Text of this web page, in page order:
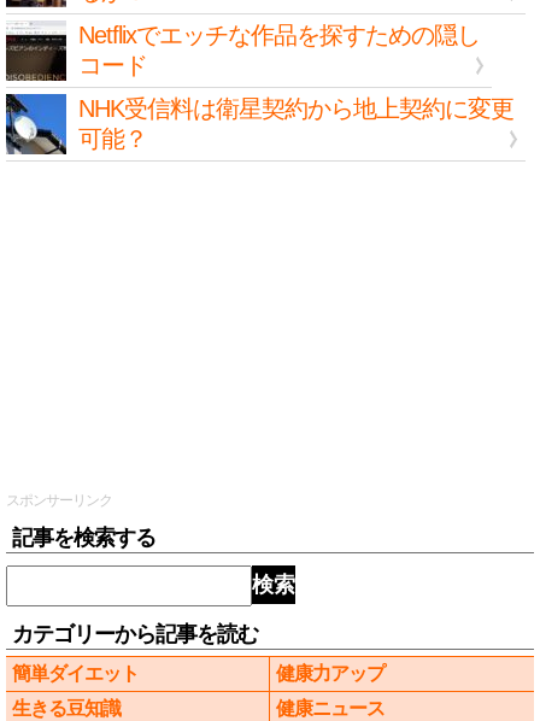
Netflixでエッチな作品を探すための隠し
コード
NHK受信料は衛星契約から地上契約に変更
可能？
スポンサーリンク
記事を検索する
検索
カテゴリーから記事を読む
簡単ダイエット
健康力アップ
生きる豆知識
健康ニュース